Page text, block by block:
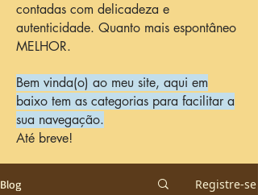
contadas com delicadeza e
autenticidade. Quanto mais espontâneo
MELHOR.
Bem vinda(o) ao meu site, aqui em
baixo tem as categorias para facilitar a
sua navegação.
Até breve!
Blog Registre-se